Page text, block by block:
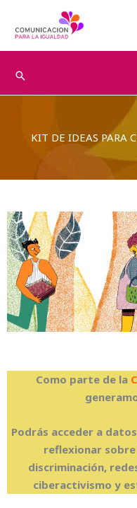
contenido
Buscar
KIT DE IDEAS PARA
Como parte de la
Podrás acceder a
reflexionar
discriminación,
ciberactivismo y